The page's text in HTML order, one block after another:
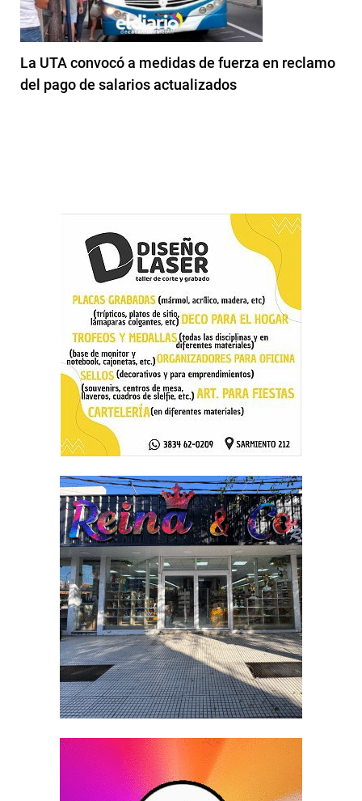
La UTA convocó a medidas de fuerza en reclamo
del pago de salarios actualizados